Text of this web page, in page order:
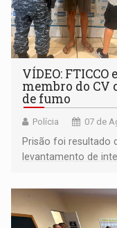
VÍDEO:
membro do CV
de fumo
Polícia 07 de
Prisão foi resultado
levantamento de